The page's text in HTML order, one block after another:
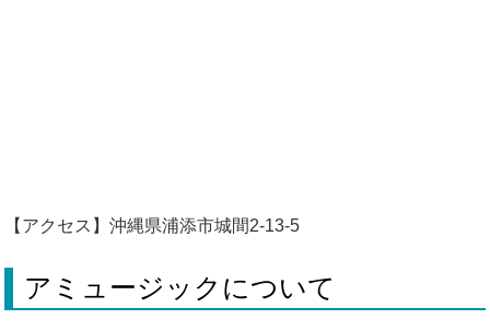
【アクセス】沖縄県浦添市城間2-13-5
アミュージックについて